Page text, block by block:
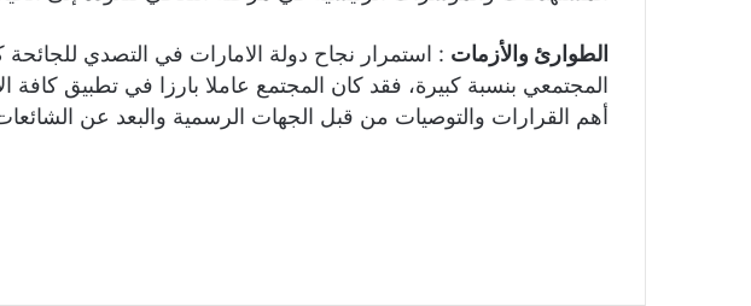
الطوارئ والأزمات : استمرار نجاح دولة الامارات في التصدي للجائحة
المجتمعي بنسبة كبيرة، فقد كان المجتمع عاملا بارزا في تطبيق كافة
أهم القرارات والتوصيات من قبل الجهات الرسمية والبعد عن